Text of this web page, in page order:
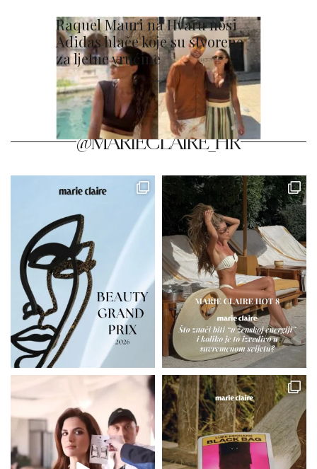
Raquel Mauri na Hvaru nosi
Adidas hlače koje su stvorene
za ljetne vrućine
@MARIECLAIRE_HR